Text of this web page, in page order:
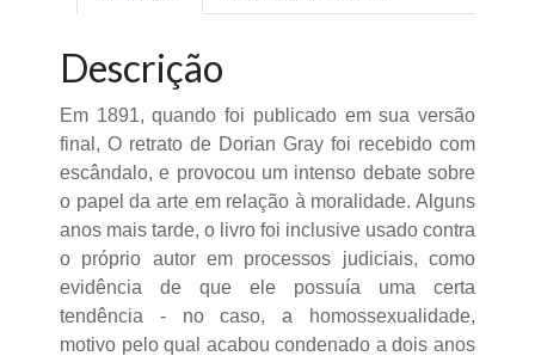
Descrição
Em 1891, quando foi publicado em sua versão
final, O retrato de Dorian Gray foi recebido com
escândalo, e provocou um intenso debate sobre
o papel da arte em relação à moralidade. Alguns
anos mais tarde, o livro foi inclusive usado contra
o próprio autor em processos judiciais, como
evidência de que ele possuía uma certa
tendência - no caso, a homossexualidade,
motivo pelo qual acabou condenado a dois anos